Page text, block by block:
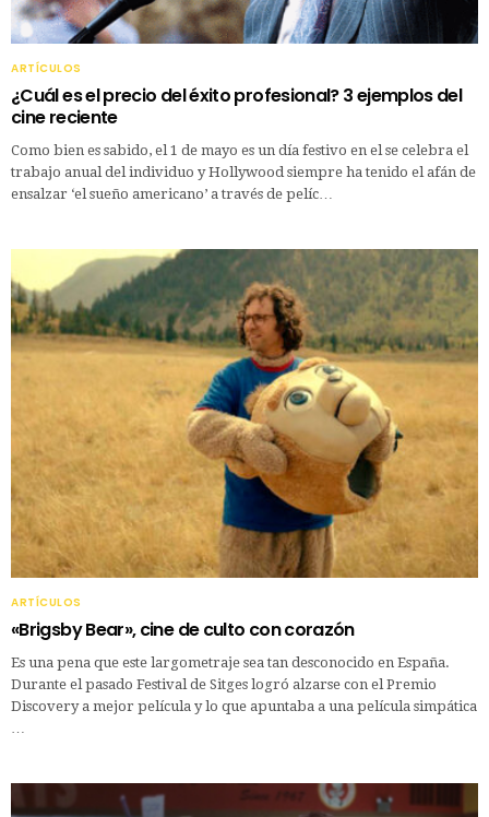
ARTÍCULOS
¿Cuál es el precio del éxito profesional? 3 ejemplos del
cine reciente
Como bien es sabido, el 1 de mayo es un día festivo en el se celebra el
trabajo anual del individuo y Hollywood siempre ha tenido el afán de
ensalzar ‘el sueño americano’ a través de pelíc…
ARTÍCULOS
«Brigsby Bear», cine de culto con corazón
Es una pena que este largometraje sea tan desconocido en España.
Durante el pasado Festival de Sitges logró alzarse con el Premio
Discovery a mejor película y lo que apuntaba a una película simpática
…